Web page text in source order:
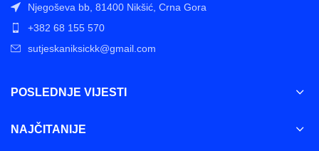
Njegoševa bb, 81400 Nikšić, Crna Gora
+382 68 155 570
sutjeskaniksickk@gmail.com
POSLEDNJE VIJESTI
NAJČITANIJE